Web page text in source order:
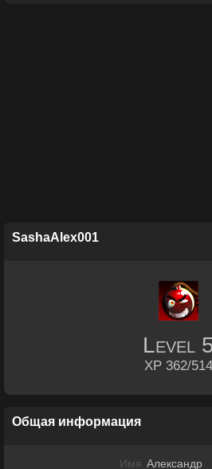
SashaAlex001
Level
XP 362/514
Общая информация
Имя Александр